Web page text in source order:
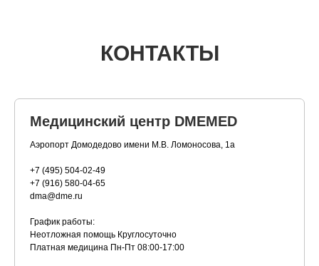
КОНТАКТЫ
Медицинский центр DMEMED
Аэропорт Домодедово имени М.В. Ломоносова, 1а
+7 (495) 504-02-49
+7 (916) 580-04-65
dma@dme.ru
График работы:
Неотложная помощь Круглосуточно
Платная медицина Пн-Пт 08:00-17:00